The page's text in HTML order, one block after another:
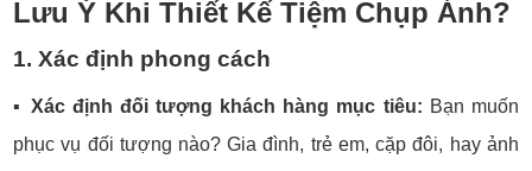
Lưu Ý Khi Thiết Kế Tiệm Chụp Ảnh?
1. Xác định phong cách
▪️ Xác định đối tượng khách hàng mục tiêu: Bạn muốn
phục vụ đối tượng nào? Gia đình, trẻ em, cặp đôi, hay ảnh